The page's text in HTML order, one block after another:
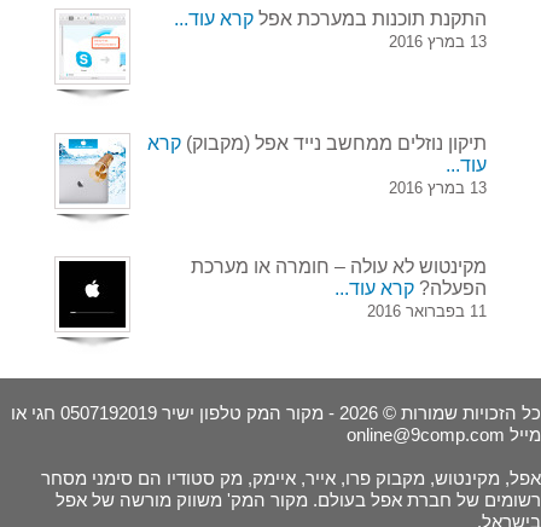
התקנת תוכנות במערכת אפל קרא עוד...
13 במרץ 2016
תיקון נוזלים ממחשב נייד אפל (מקבוק) קרא
עוד...
13 במרץ 2016
מקינטוש לא עולה – חומרה או מערכת
הפעלה? קרא עוד...
11 בפברואר 2016
כל הזכויות שמורות © 2026 - מקור המק טלפון ישיר 0507192019 חגי או
מייל online@9comp.com
אפל, מקינטוש, מקבוק פרו, אייר, איימק, מק סטודיו הם סימני מסחר
רשומים של חברת אפל בעולם. מקור המק' משווק מורשה של אפל
בישראל.